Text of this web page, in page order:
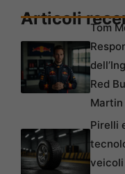
Articoli
Tom
Red
Martin
Pirelli